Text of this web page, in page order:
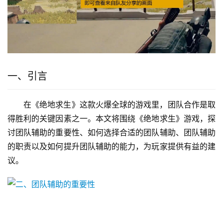
一、引言
在《绝地求生》这款火爆全球的游戏里，团队合作是取
得胜利的关键因素之一。本文将围绕《绝地求生》游戏，探
讨团队辅助的重要性、如何选择合适的团队辅助、团队辅助
的职责以及如何提升团队辅助的能力，为玩家提供有益的建
议。